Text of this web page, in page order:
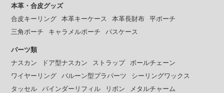
本革・合皮グッズ
合皮キーリング
本革キーケース 本革長財布
平ポーチ
三角ポーチ
キャラメルポーチ パスケース
パーツ類
ナスカン
ドア型ナスカン ストラップ
ボールチェーン
ワイヤーリング
バルーン型プラパーツ
シーリングワックス
タッセル
バインダーリフィル リボン メタルチャーム